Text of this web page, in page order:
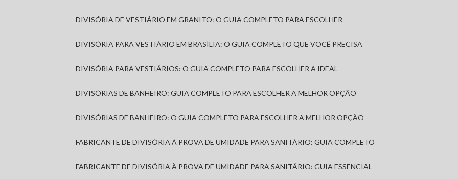
DIVISÓRIA DE VESTIÁRIO EM GRANITO: O GUIA COMPLETO PARA ESCOLHER
DIVISÓRIA PARA VESTIÁRIO EM BRASÍLIA: O GUIA COMPLETO QUE VOCÊ PRECISA
DIVISÓRIA PARA VESTIÁRIOS: O GUIA COMPLETO PARA ESCOLHER A IDEAL
DIVISÓRIAS DE BANHEIRO: GUIA COMPLETO PARA ESCOLHER A MELHOR OPÇÃO
DIVISÓRIAS DE BANHEIRO: O GUIA COMPLETO PARA ESCOLHER A MELHOR OPÇÃO
FABRICANTE DE DIVISÓRIA À PROVA DE UMIDADE PARA SANITÁRIO: GUIA COMPLETO
FABRICANTE DE DIVISÓRIA À PROVA DE UMIDADE PARA SANITÁRIO: GUIA ESSENCIAL